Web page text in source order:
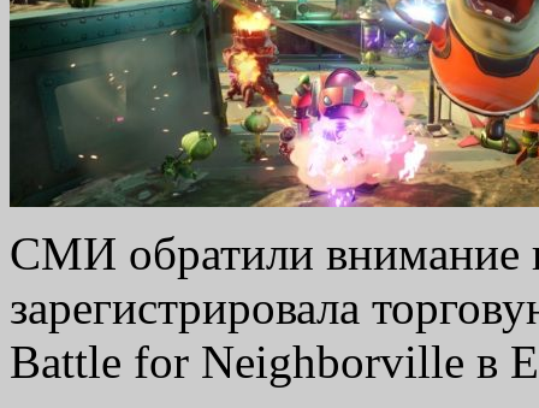
СМИ обратили внимание
зарегистрировала
Battle for Neighborville в